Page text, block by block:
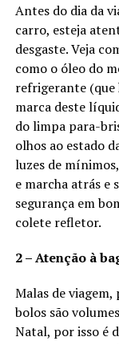
Antes do dia da
carro, esteja
desgaste. Veja
como o óleo do
refrigerante (que
marca deste
do limpa para-
olhos ao estado
luzes de
e marcha atrás e
segurança em
colete refletor.
2 – Atenção à
Malas de viagem,
bolos são
Natal, por isso é